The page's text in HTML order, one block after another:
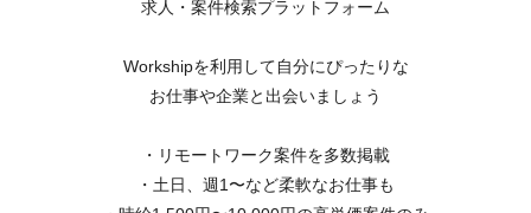
求人・案件検索プラットフォーム
Workshipを利用して自分にぴったりな
お仕事や企業と出会いましょう
・リモートワーク案件を多数掲載
・土日、週1〜など柔軟なお仕事も